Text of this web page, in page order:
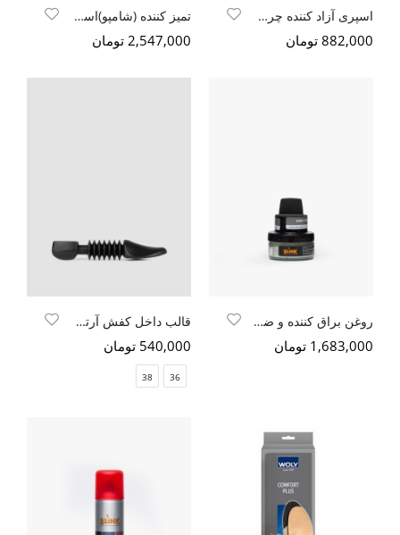
اسپری آزاد کننده چرم Blink shoe stretch
882,000 تومان
تمیز کننده (شامپو)اسفنج دار Woly combi cleaner
2,547,000 تومان
روغن براق کننده و ضد آب بی رنگ Blink ultra wax
1,683,000 تومان
قالب داخل کفش آرتمن
540,000 تومان
36
38